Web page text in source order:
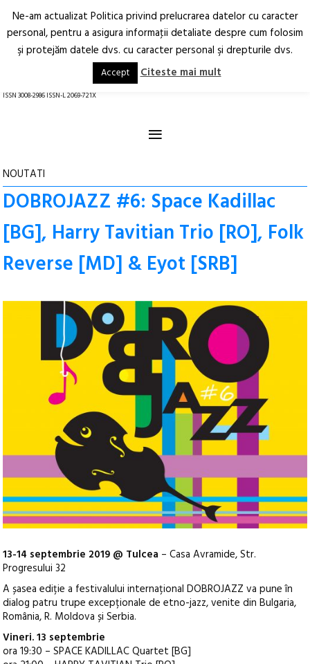
Arhitectură.
Oraș.
RO EN
ISSN 3008-2986 ISSN-L 2069-721X
≡
NOUTATI
DOBROJAZZ #6: Space Kadillac
[BG], Harry Tavitian Trio [RO], Folk
Reverse [MD] & Eyot [SRB]
13-14 septembrie 2019 @ Tulcea – Casa Avramide, Str.
Progresului 32
A șasea ediție a festivalului internațional DOBROJAZZ va pune în
dialog patru trupe excepționale de etno-jazz, venite din Bulgaria,
România, R. Moldova și Serbia.
Vineri. 13 septembrie
ora 19:30 – SPACE KADILLAC Quartet [BG]
Ne-am actualizat Politica privind prelucrarea datelor cu caracter
personal, pentru a asigura informaţii detaliate despre cum folosim
şi protejăm datele dvs. cu caracter personal şi drepturile dvs.
Accept Citeste mai mult